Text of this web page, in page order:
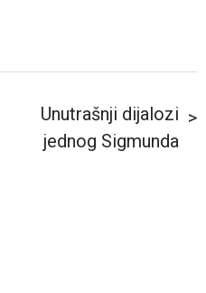
Unutrašnji dijalozi
jednog Sigmunda